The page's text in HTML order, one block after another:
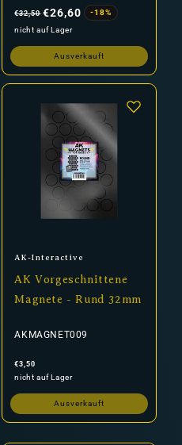
Preis
€32,50 €26,60
-18%
nicht auf Lager
Ausverkauft
Anbieter:
AK-Interactive
AK Vorgeschnittene
Magnete - Rund 32mm
AKMAGNET009
Normaler
Preis
€3,50
nicht auf Lager
Ausverkauft